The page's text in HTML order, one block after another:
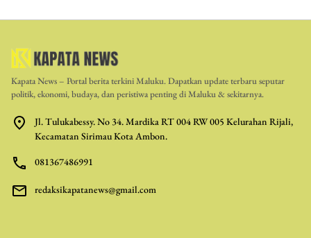
Kapata News – Portal berita terkini Maluku. Dapatkan update terbaru seputar
politik, ekonomi, budaya, dan peristiwa penting di Maluku & sekitarnya.
Jl. Tulukabessy. No 34. Mardika RT 004 RW 005 Kelurahan Rijali,
Kecamatan Sirimau Kota Ambon.
081367486991
redaksikapatanews@gmail.com